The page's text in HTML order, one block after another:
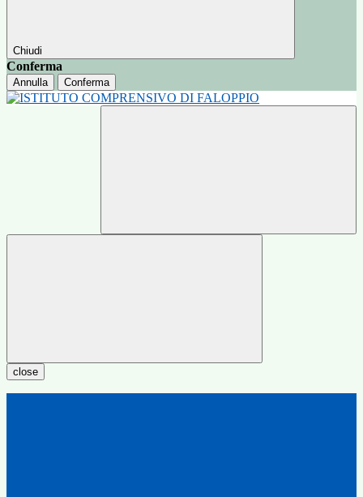
Chiudi
Conferma
Annulla Conferma
close